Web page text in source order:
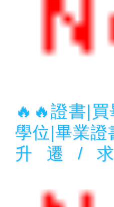
🔥🔥證書|
學位|畢業證
升遷/